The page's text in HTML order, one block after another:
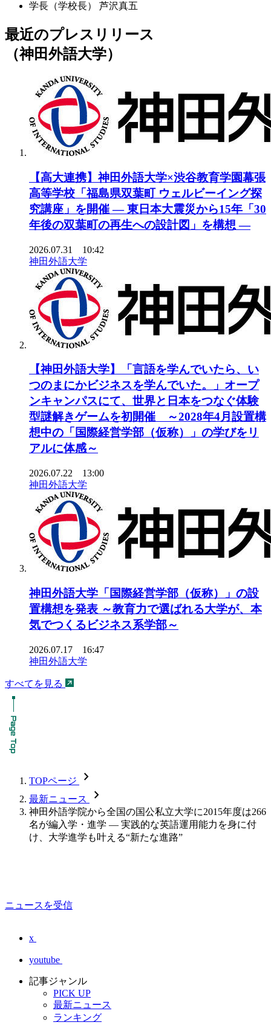
学長（学校長）
芦沢真五
最近のプレスリリース
（神田外語大学）
【高大連携】神田外語大学×渋谷教育学園幕張
高等学校「福島県双葉町 ウェルビーイング探
究講座」を開催 ― 東日本大震災から15年「30
年後の双葉町の再生への設計図」を構想 ―
2026.07.31 10:42
神田外語大学
【神田外語大学】「言語を学んでいたら、い
つのまにかビジネスを学んでいた。」オープ
ンキャンパスにて、世界と日本をつなぐ体験
型謎解きゲームを初開催 ～2028年4月設置構
想中の「国際経営学部（仮称）」の学びをリ
アルに体感～
2026.07.22 13:00
神田外語大学
神田外語大学「国際経営学部（仮称）」の設
置構想を発表 ～教育力で選ばれる大学が、本
気でつくるビジネス系学部～
2026.07.17 16:47
神田外語大学
すべてを見る
TOPページ chevron_forward
最新ニュース chevron_forward
神田外語学院から全国の国公私立大学に2015年度は266
名が編入学・進学 — 実践的な英語運用能力を身に付
け、大学進学も叶える“新たな進路”
ニュースを受信
x
youtube
記事ジャンル
PICK UP
最新ニュース
ランキング